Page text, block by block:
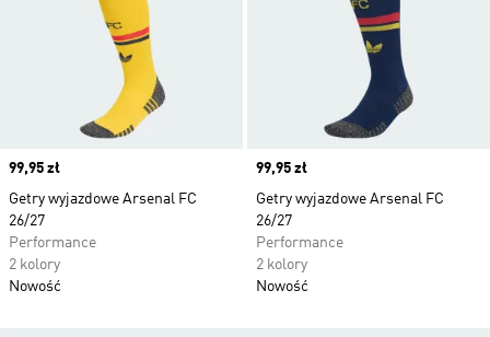
Price
99,95 zł
Getry wyjazdowe Arsenal FC
26/27
Performance
2 kolory
Nowość
Price
99,95 zł
Getry wyjazdowe Arsenal FC
26/27
Performance
2 kolory
Nowość